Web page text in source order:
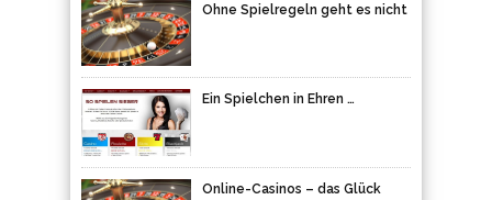
Ohne Spielregeln geht es nicht
Ein Spielchen in Ehren …
Online-Casinos – das Glück